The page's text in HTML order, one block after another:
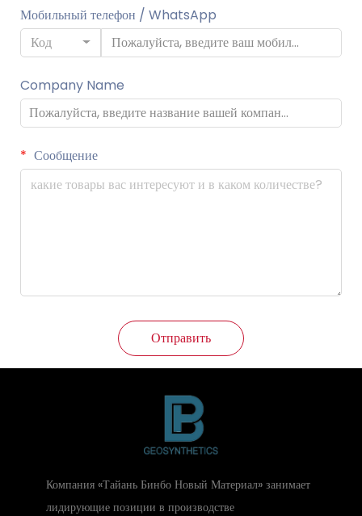
Мобильный телефон / WhatsApp
Код
Company Name
Сообщение
Отправить
Компания «Тайань Бинбо Новый Материал» занимает
лидирующие позиции в производстве